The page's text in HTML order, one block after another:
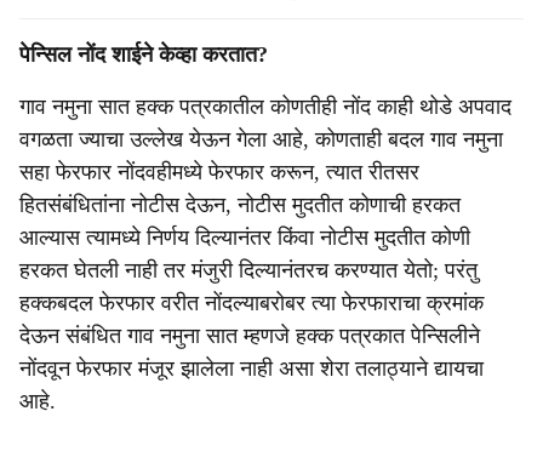
पेन्सिल नोंद शाईने केव्हा करतात?
गाव नमुना सात हक्क पत्रकातील कोणतीही नोंद काही थोडे अपवाद
वगळता ज्याचा उल्लेख येऊन गेला आहे, कोणताही बदल गाव नमुना
सहा फेरफार नोंदवहीमध्ये फेरफार करून, त्यात रीतसर
हितसंबंधितांना नोटीस देऊन, नोटीस मुदतीत कोणाची हरकत
आल्यास त्यामध्ये निर्णय दिल्यानंतर किंवा नोटीस मुदतीत कोणी
हरकत घेतली नाही तर मंजुरी दिल्यानंतरच करण्यात येतो; परंतु
हक्कबदल फेरफार वरीत नोंदल्याबरोबर त्या फेरफाराचा क्रमांक
देऊन संबंधित गाव नमुना सात म्हणजे हक्क पत्रकात पेन्सिलीने
नोंदवून फेरफार मंजूर झालेला नाही असा शेरा तलाठ्याने द्यायचा
आहे.